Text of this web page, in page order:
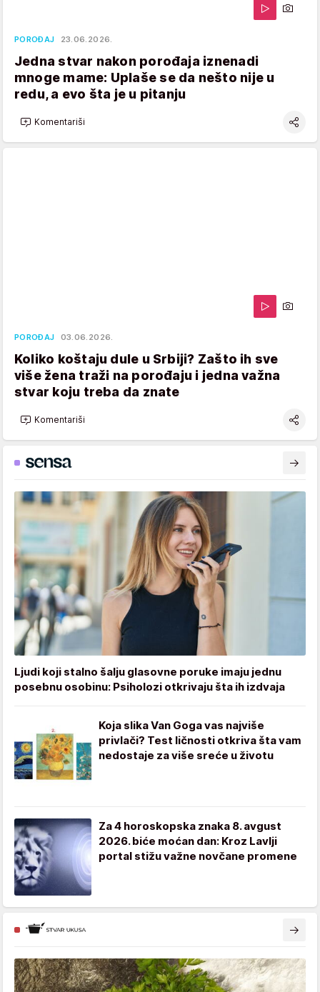
POROĐAJ 23.06.2026.
Jedna stvar nakon porođaja iznenadi
mnoge mame: Uplaše se da nešto nije u
redu, a evo šta je u pitanju
Komentariši
POROĐAJ 03.06.2026.
Koliko koštaju dule u Srbiji? Zašto ih sve
više žena traži na porođaju i jedna važna
stvar koju treba da znate
Komentariši
Ljudi koji stalno šalju glasovne poruke imaju jednu
posebnu osobinu: Psiholozi otkrivaju šta ih izdvaja
Koja slika Van Goga vas najviše
privlači? Test ličnosti otkriva šta vam
nedostaje za više sreće u životu
Za 4 horoskopska znaka 8. avgust
2026. biće moćan dan: Kroz Lavlji
portal stižu važne novčane promene